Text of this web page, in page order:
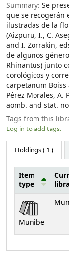
Summary: Se
que se recogerán
ilustradas de la
(Aizpuru, I., C.
and I. Zorrakin,
de algunos
Rhinantus) junto
corológicos y
carpetanum Boiss
Pérez Morales, A.
aomb. and stat.
Tags from this
Log in to add tags.
Holdings( 1 )
Holdings
Item
type
Munibe